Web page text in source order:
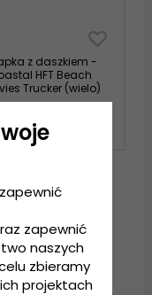
z daszkiem -
HFT Beach
Trucker (wielo)
139 zl
zapewnić
naszych
zbieramy
projektach